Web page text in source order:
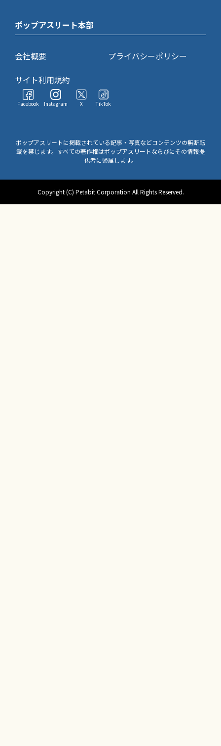
ポップアスリート本部
会社概要
プライバシーポリシー
サイト利用規約
Facebook Instagram X TikTok
ポップアスリートに掲載されている記事・写真などコンテンツの無断転
載を禁じます。すべての著作権はポップアスリートならびにその情報提
供者に帰属します。
Copyright (C) Petabit Corporation All Rights Reserved.